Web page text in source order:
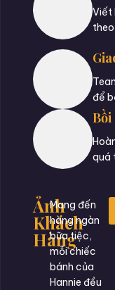
Viết
để
Bồi
quá
Ảnh
Khách
Hàng
Mang đến
hàng ngàn
bữa tiệc,
mỗi chiếc
bánh của
Hannie đều